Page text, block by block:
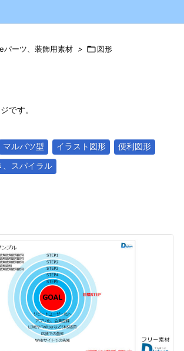
パーツ、装飾用素材 > 図形
です。
マルバツ型 イラスト図形
便利図形
、スパイラル